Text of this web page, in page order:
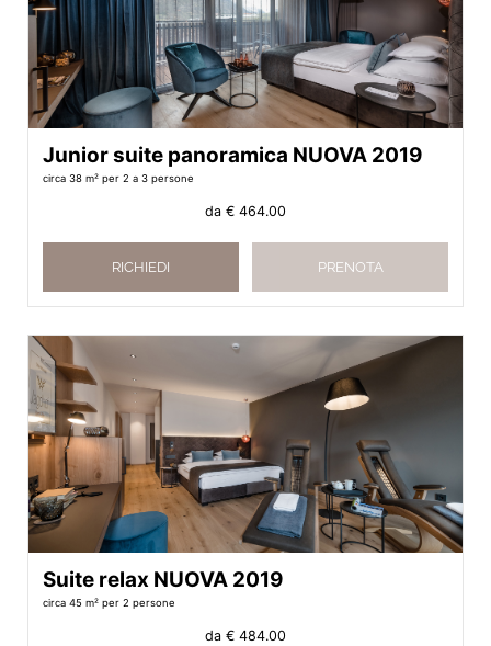
Junior suite panoramica NUOVA 2019
circa 38 m² per 2 a 3 persone
da € 464.00
RICHIEDI PRENOTA
Suite relax NUOVA 2019
circa 45 m² per 2 persone
da € 484.00